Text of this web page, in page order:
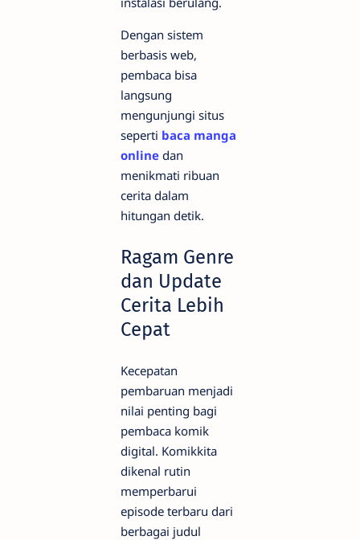
Dengan sistem
berbasis web,
pembaca bisa
langsung
mengunjungi situs
seperti baca manga
online dan
menikmati ribuan
cerita dalam
hitungan detik.
Ragam Genre
dan Update
Cerita Lebih
Cepat
Kecepatan
pembaruan menjadi
nilai penting bagi
pembaca komik
digital. Komikkita
dikenal rutin
memperbarui
episode terbaru dari
berbagai judul